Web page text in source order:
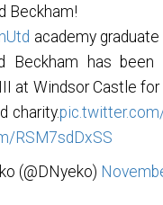
Beckham!
academy graduate
Beckham has been
at Windsor Castle
charity.
RSM7sdDxSS
(@DNyeko)